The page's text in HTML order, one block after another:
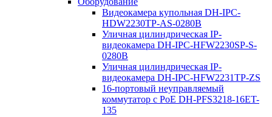
Видеокамера купольная DH-IPC-
HDW2230TP-AS-0280B
Уличная цилиндрическая IP-
видеокамера DH-IPC-HFW2230SP-S-
0280B
Уличная цилиндрическая IP-
видеокамера DH-IPC-HFW2231TP-ZS
16-портовый неуправляемый
коммутатор с РоЕ DH-PFS3218-16ET-
135